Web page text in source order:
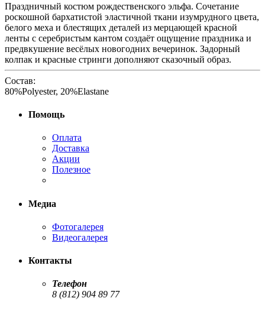
Праздничный костюм рождественского эльфа. Сочетание
роскошной бархатистой эластичной ткани изумрудного цвета,
белого меха и блестящих деталей из мерцающей красной
ленты с серебристым кантом создаёт ощущение праздника и
предвкушение весёлых новогодних вечеринок. Задорный
колпак и красные стринги дополняют сказочный образ.
Состав:
80%Polyester, 20%Elastane
Помощь
Оплата
Доставка
Акции
Полезное
Медиа
Фотогалерея
Видеогалерея
Контакты
Телефон
8 (812) 904 89 77